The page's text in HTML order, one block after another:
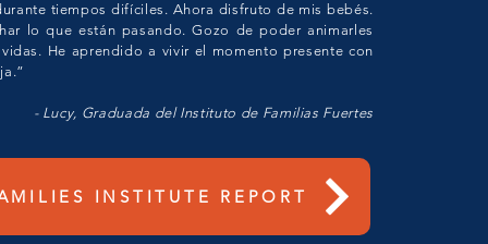
tiempos difíciles. Ahora disfruto de mis bebés.
lo que están pasando. Gozo de poder animarles
He aprendido a vivir el momento presente con
- Lucy, Graduada del Instituto de Familias Fuertes
INSTITUTE REPORT